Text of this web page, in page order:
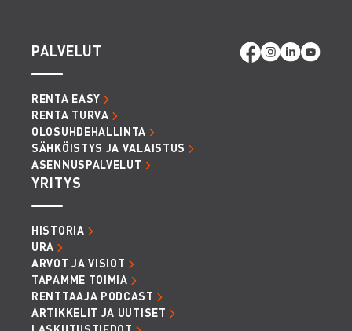
PALVELUT
RENTA EASY
RENTA TURVA
OLOSUHDEHALLINTA
SÄHKÖISTYS JA VALAISTUS
ASENNUSPALVELUT
YRITYS
HISTORIA
URA
ARVOT JA VISIOT
TAPAMME TOIMIA
RENTTAAJA PODCAST
ARTIKKELIT JA UUTISET